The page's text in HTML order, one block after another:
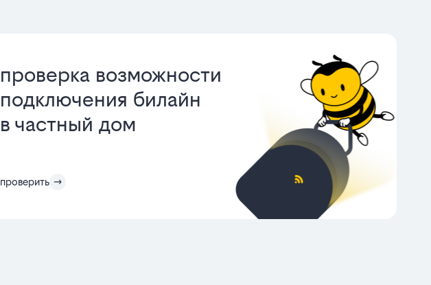
проверка возможности
подключения билайн
в частный дом
проверить